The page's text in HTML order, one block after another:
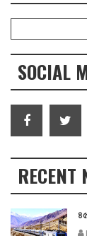
SOCIAL
RECENT